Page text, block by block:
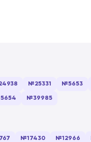
№25331 №5653
№39985
№17430 №12966